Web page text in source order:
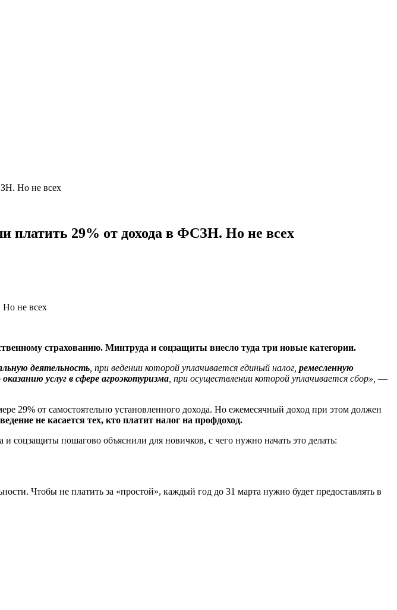
Но не всех
платить 29% от дохода в ФСЗН. Но не всех
страхованию. Минтруда и соцзащиты внесло туда три новые категории.
деятельность , при ведении которой уплачивается единый налог, ремесленную
услуг в сфере агроэкотуризма , при осуществлении которой уплачивается сбор», —
29% от самостоятельно установленного дохода. Но ежемесячный доход при этом должен
не касается тех, кто платит налог на профдоход.
пошагово объяснили для новичков, с чего нужно начать это делать:
Чтобы не платить за «простой», каждый год до 31 марта нужно будет предоставлять в